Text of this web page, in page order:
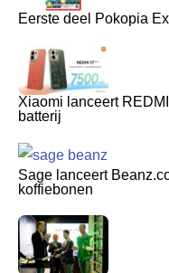
Eerste deel Pokopia
Xiaomi lanceert
batterij
Sage lanceert
koffiebonen